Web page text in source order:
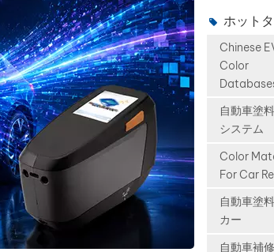
るコーティング缶の高品質を保証します。 専
を選択することを意味します。
more
in the
vehicle
Chinese
such as
XPENG,
Auto, and
Europe,
Middle
Southeast
South
and many
ホット
Chinese
Color
自動車塗
システム
Color
For Car
自動車塗
カー
自動車補修